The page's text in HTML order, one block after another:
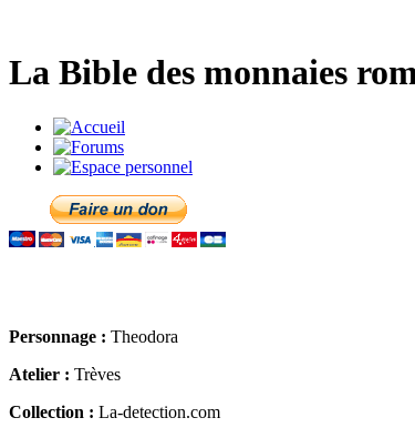
La Bible des monnaies
Personnage : Theodora
Atelier : Trèves
Collection : La-detection.com